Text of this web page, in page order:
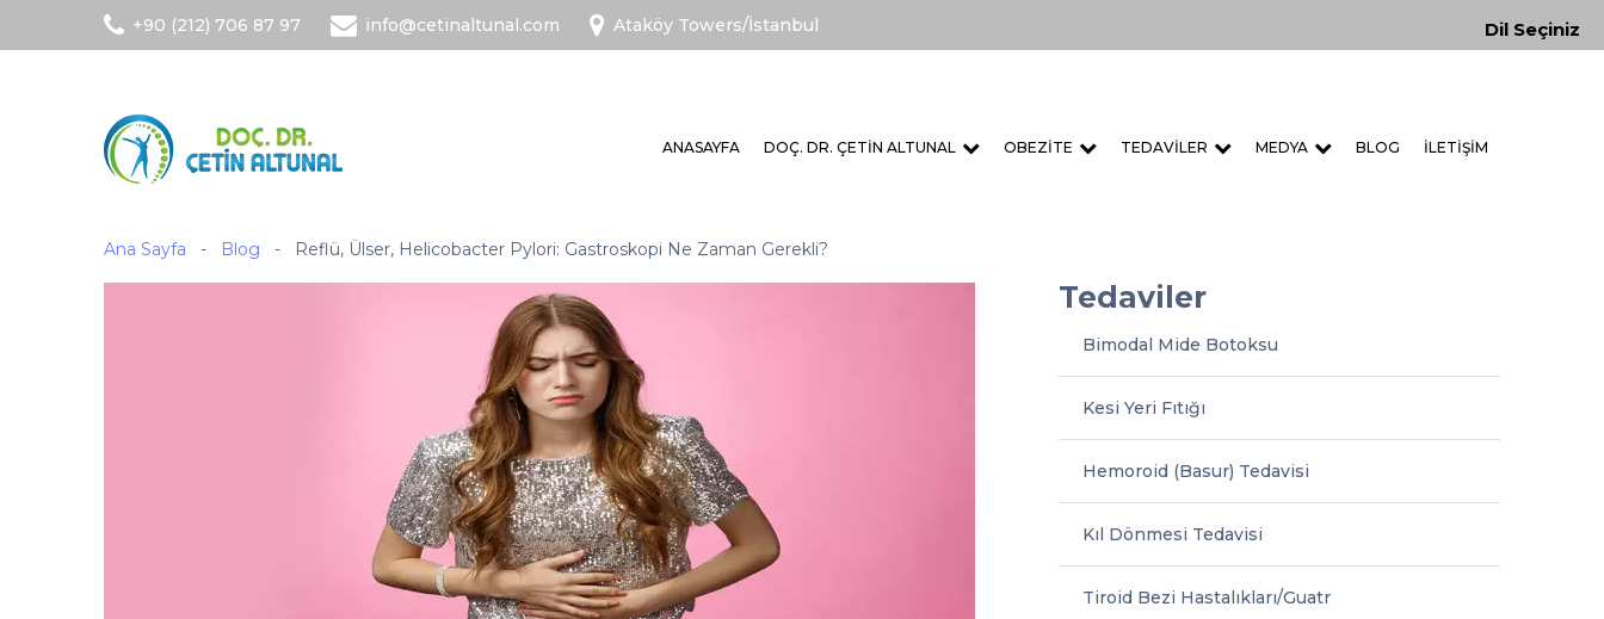
Dil Seçiniz
+90 (212) 706 87 97 info@cetinaltunal.com Ataköy Towers/İstanbul
ANASAYFA DOÇ. DR. ÇETIN ALTUNAL OBEZITE TEDAVILER MEDYA BLOG İLETIŞIM
Ana Sayfa - Blog - Reflü, Ülser, Helicobacter Pylori: Gastroskopi Ne Zaman Gerekli?
Tedaviler
Bimodal Mide Botoksu
Kesi Yeri Fıtığı
Hemoroid (Basur) Tedavisi
Kıl Dönmesi Tedavisi
Tiroid Bezi Hastalıkları/Guatr